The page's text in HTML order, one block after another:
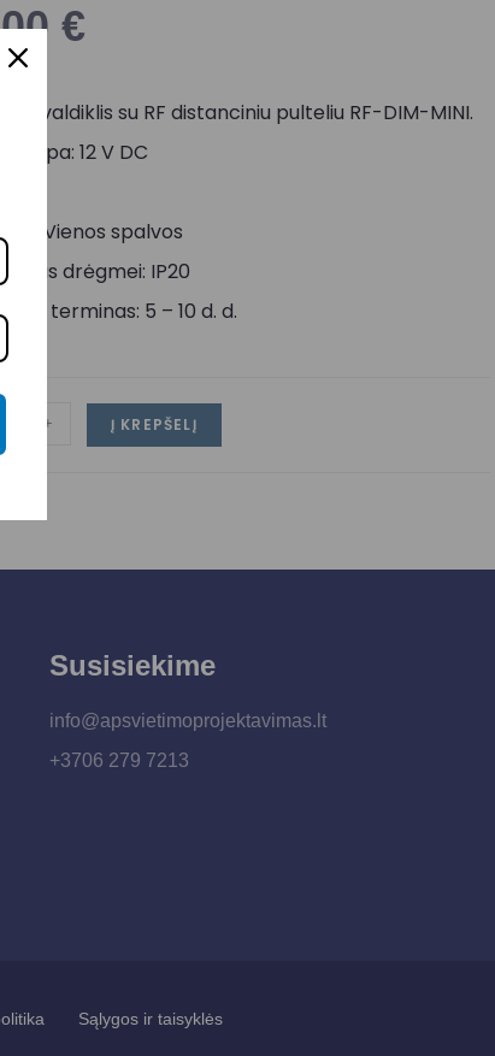
€
valdiklis su RF distanciniu pulteliu RF-DIM-MINI.
įtampa: 12 V DC
A
Vienos spalvos
drėgmei: IP20
terminas: 5 – 10 d. d.
+ Į KREPŠELĮ
Susisiekime
info@apsvietimoprojektavimas.lt
+3706 279 7213
Sąlygos ir taisyklės